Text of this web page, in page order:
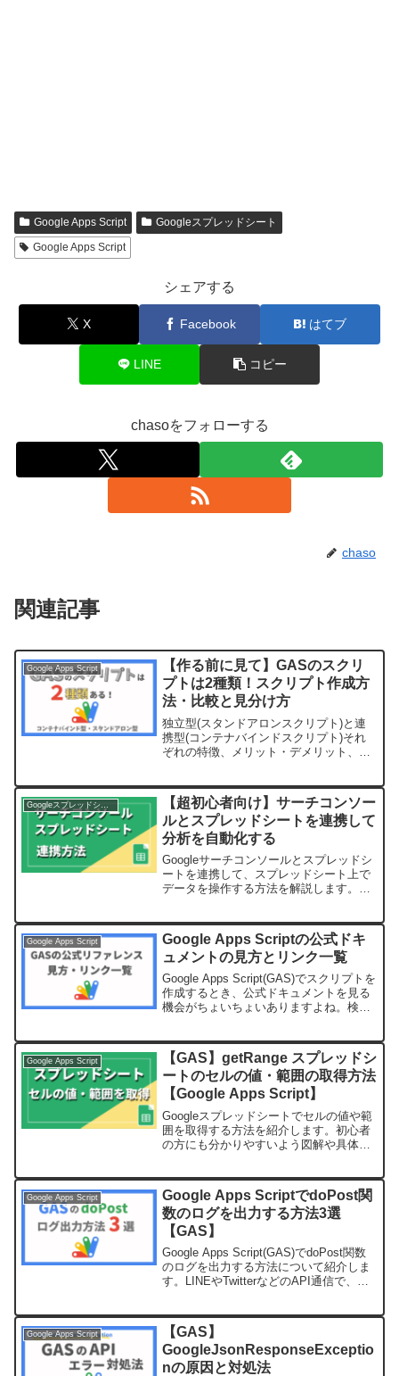
Google Apps Script
Googleスプレッドシート
Google Apps Script
シェアする
X Facebook はてブ
LINE コピー
chasoをフォローする
chaso
関連記事
Google Apps Script
【作る前に見て】GASのスクリ
プトは2種類！スクリプト作成方
法・比較と見分け方
独立型(スタンドアロンスクリプト)と連
携型(コンテナバインドスクリプト)それ
ぞれの特徴、メリット・デメリット、使
説していますので、初心者の方は必見で
す。
【超初心者向け】サーチコンソー
ルとスプレッドシートを連携して
分析を自動化する
Googleサーチコンソールとスプレッドシ
ートを連携して、スプレッドシート上で
データを操作する方法を解説します。デ
ブログ執筆をされている方は必見です。
Google Apps Script
Google Apps Scriptの公式ドキ
ュメントの見方とリンク一覧
Google Apps Script(GAS)でスクリプトを
作成するとき、公式ドキュメントを見る
機会がちょいちょいありますよね。検索
メソッドを探すのがちょっと面倒。...
Google Apps Script
【GAS】getRange スプレッドシ
ートのセルの値・範囲の取得方法
【Google Apps Script】
Googleスプレッドシートでセルの値や範
囲を取得する方法を紹介します。初心者
の方にも分かりやすいよう図解や具体例
Google Apps Script
Google Apps ScriptでdoPost関
数のログを出力する方法3選
【GAS】
Google Apps Script(GAS)でdoPost関数
のログを出力する方法について紹介しま
す。LINEやTwitterなどのAPI通信で、レ
率化にもつながります。
Google Apps Script
【GAS】
GoogleJsonResponseExceptio
nの原因と対処法